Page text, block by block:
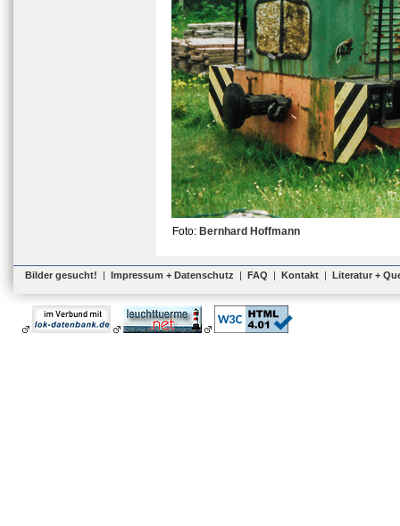
Foto: Bernhard Hoffmann
Bilder gesucht! | Impressum + Datenschutz | FAQ | Kontakt | Literatur +